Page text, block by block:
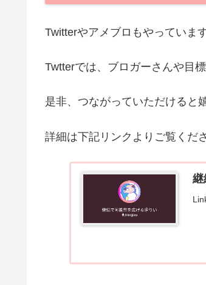
Twitterやアメブロもやっています
Twtterでは、ブロガーさんや目
是非、つながっていただけると
詳細は下記リンクよりご覧くだ
継